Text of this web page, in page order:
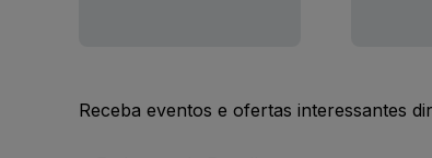
Receba eventos e ofertas interessantes